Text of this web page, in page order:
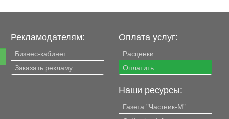
Рекламодателям:
Бизнес-кабинет
Заказать рекламу
Оплата услуг:
Расценки
Оплатить
Наши ресурсы:
Газета "Частник-М"